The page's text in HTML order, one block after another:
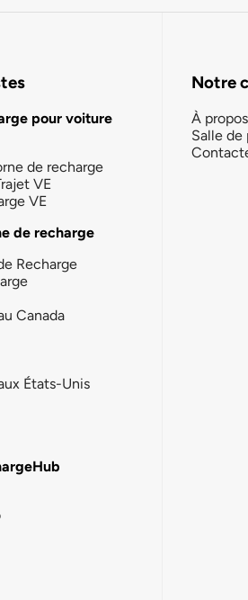
pour voiture
de recharge
VE
VE
de recharge
Recharge
Canada
États-Unis
Notre
À propos
Salle de